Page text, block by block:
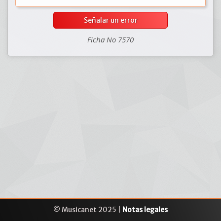
Señalar un error
Ficha No 7570
© Musicanet 2025 | Notas legales